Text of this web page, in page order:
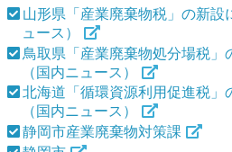
山形県「産業廃棄物税」の新設
ュース）
鳥取県「産業廃棄物処分場税」
（国内ニュース）
北海道「循環資源利用促進税」
（国内ニュース）
静岡市産業廃棄物対策課